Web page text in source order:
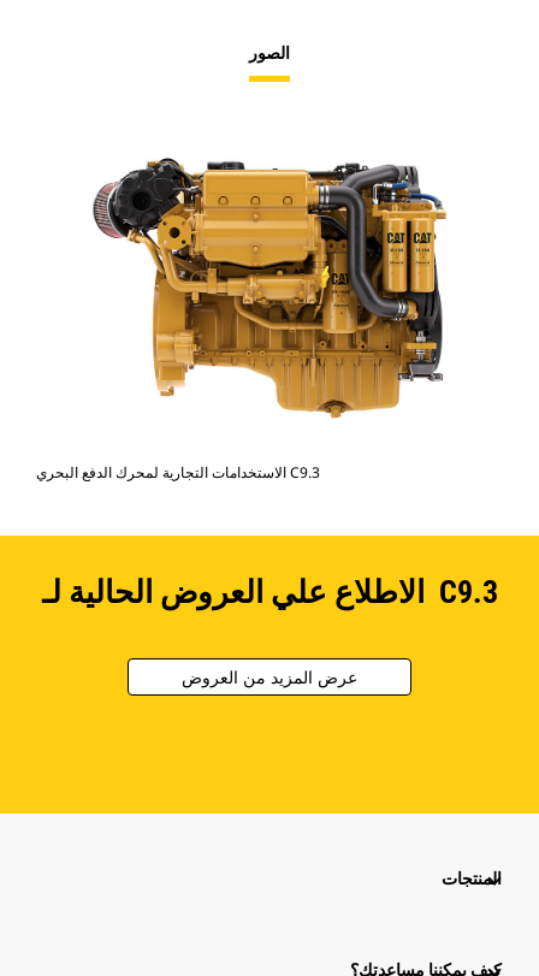
الصور
الاستخدامات التجارية لمحرك الدفع البحري C9.3
الاطلاع علي العروض الحالية لـ C9.3
عرض المزيد من العروض
المنتجات
كيف يمكننا مساعدتك؟